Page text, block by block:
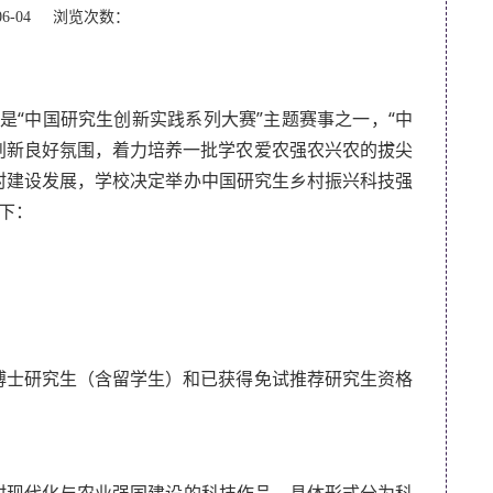
04 浏览次数：
“中国研究生创新实践系列大赛”主题赛事之一，“中
良好氛围，着力培养一批学农爱农强农兴农的拔尖
设发展，学校决定举办中国研究生乡村振兴科技强
研究生（含留学生）和已获得免试推荐研究生资格